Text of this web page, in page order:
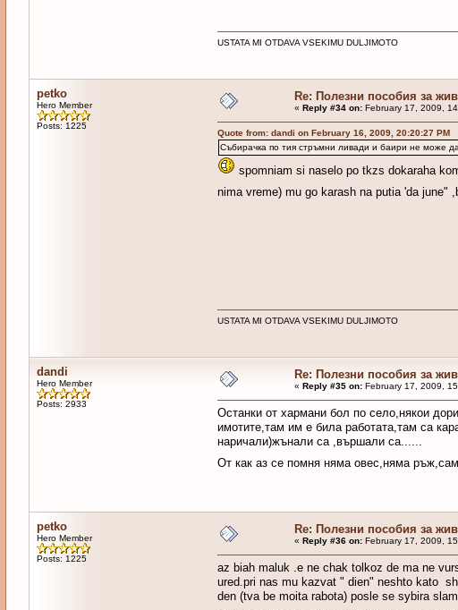
USTATA MI OTDAVA VSEKIMU DULJIMOTO
petko
Hero Member
Posts: 1225
Re: Полезни пособия за
« Reply #34 on:February 17, 2009,
Quote from: dandi on February 16, 2009, 20:20:27 PM
Събирачка по тия стръмни ливади и баири не може
spomniam si naselo po tkzs dokaraha
nima vreme) mu go karash na putia 'da june"
USTATA MI OTDAVA VSEKIMU DULJIMOTO
dandi
Hero Member
Posts: 2933
Re: Полезни пособия за
« Reply #35 on:February 17, 2009,
Останки от хармани бол по село,някои
имотите,там им е била работата,там са
наричали)жънали са ,вършали са......
От как аз се помня няма овес,няма
petko
Hero Member
Posts: 1225
Re: Полезни пособия за
« Reply #36 on:February 17, 2009,
az biah maluk .e ne chak tolkoz de ma ne
ured.pri nas mu kazvat " dien" neshto kato
den (tva be moita rabota) posle se sybira